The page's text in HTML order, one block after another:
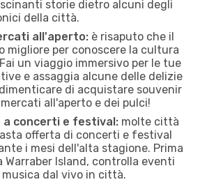
storie dietro alcuni degli
della città.
all'aperto: è risaputo che il
migliore per conoscere la cultura
un viaggio immersivo per le tue
e assaggia alcune delle delizie
di acquistare souvenir
all'aperto e dei pulci!
a concerti e festival: molte città
offerta di concerti e festival
i mesi dell'alta stagione. Prima
Warraber Island, controlla eventi
dal vivo in città.